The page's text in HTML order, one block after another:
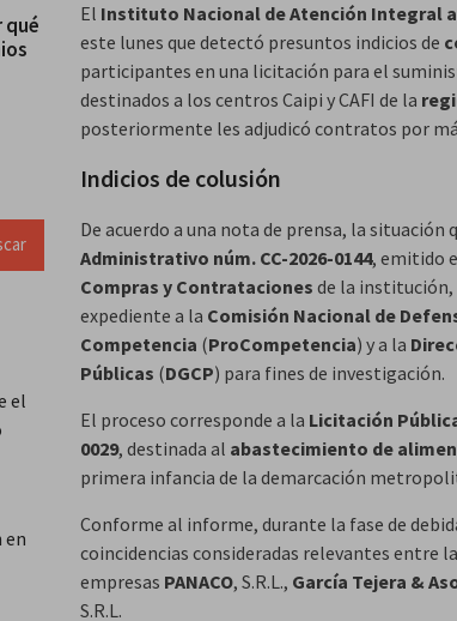
El Instituto Nacional de Atención Integral
este lunes que detectó presuntos indicios de
participantes en una licitación para el
destinados a los centros Caipi y CAFI de la
posteriormente les adjudicó contratos por
Indicios de colusión
De acuerdo a una nota de prensa, la situación
Administrativo núm. CC-2026-0144, emitido
Compras y Contrataciones de la institución,
expediente a la Comisión Nacional de
Competencia (ProCompetencia) y a la
Públicas (DGCP) para fines de investigación.
El proceso corresponde a la Licitación
0029, destinada al abastecimiento de
primera infancia de la demarcación
Conforme al informe, durante la fase de
coincidencias consideradas relevantes entre
empresas PANACO, S.R.L., García Tejera &
S.R.L.
qué
el
en